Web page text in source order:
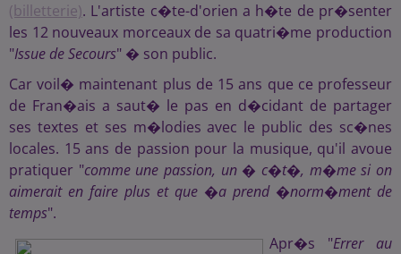
(billetterie). L'artiste c�te-d'orien a h�te de pr�senter
les 12 nouveaux morceaux de sa quatri�me production
"Issue de Secours" � son public.
Car voil� maintenant plus de 15 ans que ce professeur
de Fran�ais a saut� le pas en d�cidant de partager
ses textes et ses m�lodies avec le public des sc�nes
locales. 15 ans de passion pour la musique, qu'il avoue
pratiquer "comme une passion, un � c�t�, m�me si on
aimerait en faire plus et que �a prend �norm�ment de
temps".
Apr�s "Errer au